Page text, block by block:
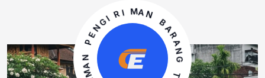
P
E
NGI R I MA N
B
A
R
A
N
A
M
A
N